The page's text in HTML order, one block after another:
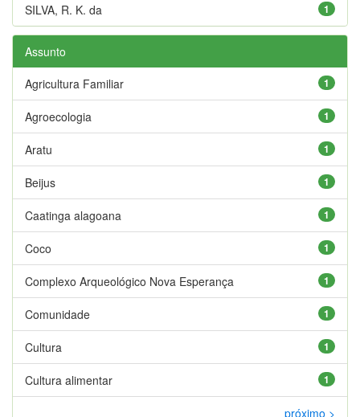
1
SILVA, R. K. da
Assunto
1
Agricultura Familiar
1
Agroecologia
1
Aratu
1
Beijus
1
Caatinga alagoana
1
Coco
1
Complexo Arqueológico Nova Esperança
1
Comunidade
1
Cultura
1
Cultura alimentar
próximo >